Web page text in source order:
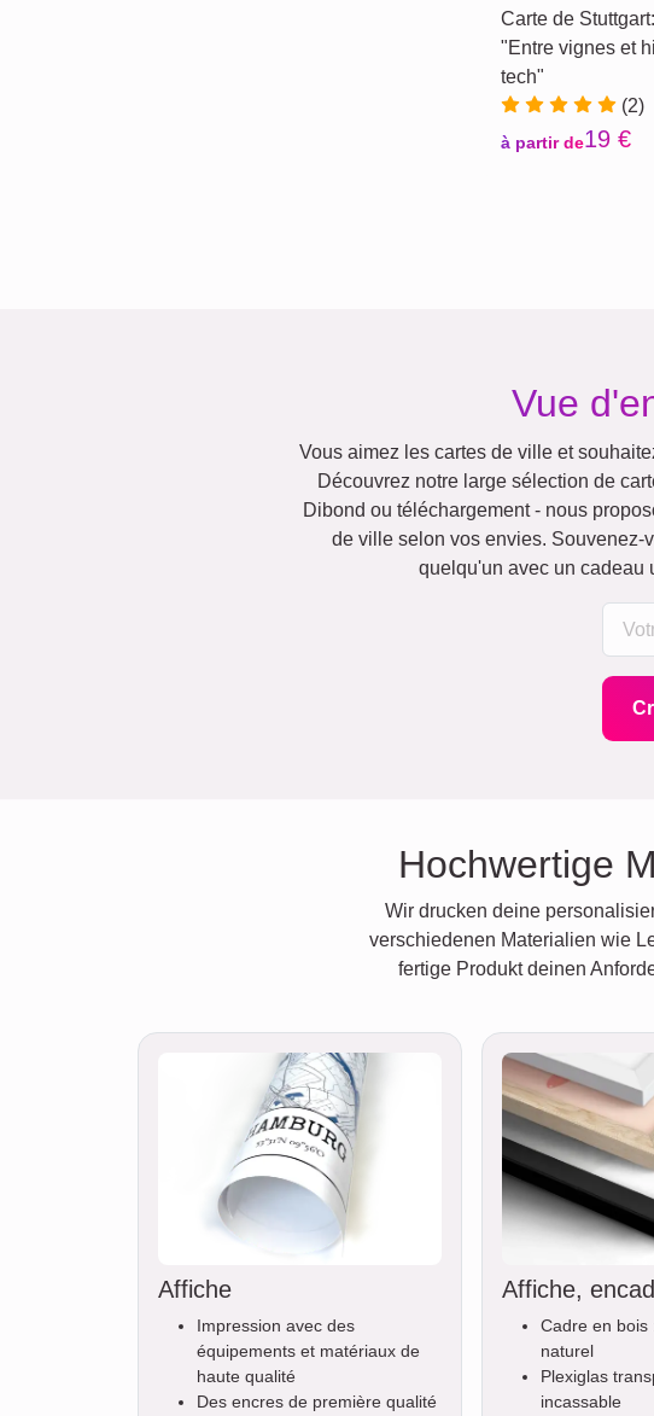
Carte de Stuttgart:
"Entre vignes et
tech"
(2)
à partir de19 €
Vue
Vous aimez les cartes de ville et
Découvrez notre large sélection de
Dibond ou téléchargement - nous
de ville selon vos envies. Souvenez-
quelqu'un avec un cadeau
Hochwertige
Wir drucken deine
verschiedenen Materialien wie
fertige Produkt deinen
Affiche
Impression avec des
équipements et matériaux de
haute qualité
Des encres de première qualité
Affiche,
Cadre en bois
naturel
Plexiglas
incassable